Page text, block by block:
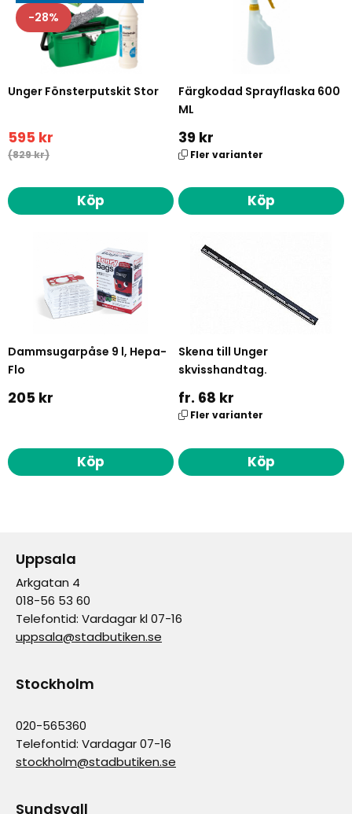
28
Unger Fönsterputskit Stor
595 kr
(829 kr)
Köp
Färgkodad Sprayflaska 600
ML
39 kr
Fler varianter
Köp
Dammsugarpåse 9 l, Hepa-
Flo
205 kr
Köp
Skena till Unger
skvisshandtag.
fr. 68 kr
Fler varianter
Köp
Uppsala
Arkgatan 4
018-56 53 60
Telefontid: Vardagar kl 07-16
uppsala@stadbutiken.se
Stockholm
020-565360
Telefontid: Vardagar 07-16
stockholm@stadbutiken.se
Sundsvall